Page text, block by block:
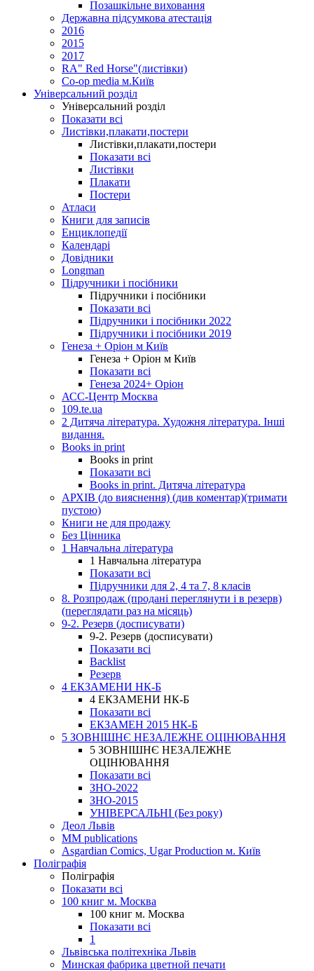
Позашкільне виховання
Державна підсумкова атестація
2016
2015
2017
RA" Red Horse"(листівки)
Co-op media м.Київ
Універсальний розділ
Універсальний розділ
Показати всі
Листівки,плакати,постери
Листівки,плакати,постери
Показати всі
Листівки
Плакати
Постери
Атласи
Книги для записів
Енциклопедії
Календарі
Довідники
Longman
Підручники і посібники
Підручники і посібники
Показати всі
Підручники і посібники 2022
Підручники і посібники 2019
Генеза + Оріон м Київ
Генеза + Оріон м Київ
Показати всі
Генеза 2024+ Оріон
АСС-Центр Москва
109.te.ua
2 Дитяча література. Художня література. Інші
видання.
Books in print
Books in print
Показати всі
Books in print. Дитяча література
АРХІВ (до вияснення) (див коментар)(тримати
пустою)
Книги не для продажу
Без Цінника
1 Навчальна література
1 Навчальна література
Показати всі
Підручники для 2, 4 та 7, 8 класів
8. Розпродаж (продані переглянути і в резерв)
(переглядати раз на місяць)
9-2. Резерв (досписувати)
9-2. Резерв (досписувати)
Показати всі
Backlist
Резерв
4 ЕКЗАМЕНИ НК-Б
4 ЕКЗАМЕНИ НК-Б
Показати всі
ЕКЗАМЕН 2015 НК-Б
5 ЗОВНІШНЄ НЕЗАЛЕЖНЕ ОЦІНЮВАННЯ
5 ЗОВНІШНЄ НЕЗАЛЕЖНЕ
ОЦІНЮВАННЯ
Показати всі
ЗНО-2022
ЗНО-2015
УНІВЕРСАЛЬНІ (Без року)
Деол Львів
MM publications
Asgardian Comics, Ugar Production м. Київ
Поліграфія
Поліграфія
Показати всі
100 книг м. Москва
100 книг м. Москва
Показати всі
1
Львівська політехніка Львів
Минская фабрика цветной печати